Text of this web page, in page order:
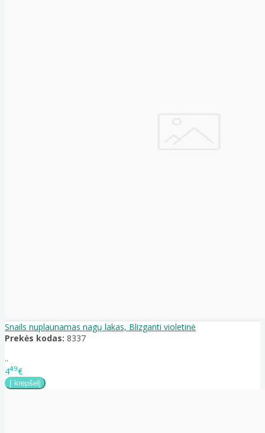
Snails nuplaunamas nagų lakas, Blizganti violetinė
Prekės kodas: 8337
..
449€